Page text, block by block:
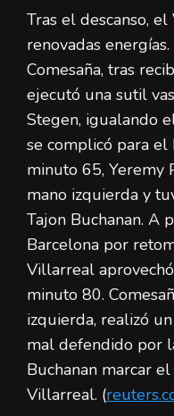
Tras el descanso,
renovadas
Comesaña, tras
ejecutó una sutil
Stegen, igualando
se complicó para el
minuto 65, Yeremy
mano izquierda y
Tajon Buchanan. A
Barcelona por
Villarreal
minuto 80.
izquierda, realizó
mal defendido por
Buchanan marcar
Villarreal. (